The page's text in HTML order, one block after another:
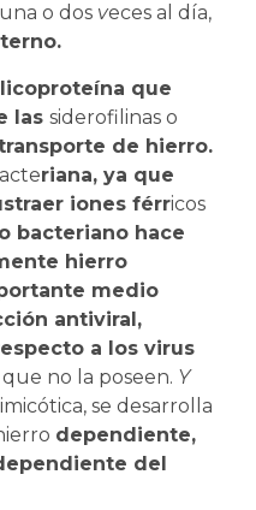
o dos veces al día,
que
las siderofilinas o
de hierro.
riana, ya que
iones férricos
bacteriano hace
hierro
medio
antiviral,
a los virus
no la poseen. Y
se desarrolla
dependiente,
del